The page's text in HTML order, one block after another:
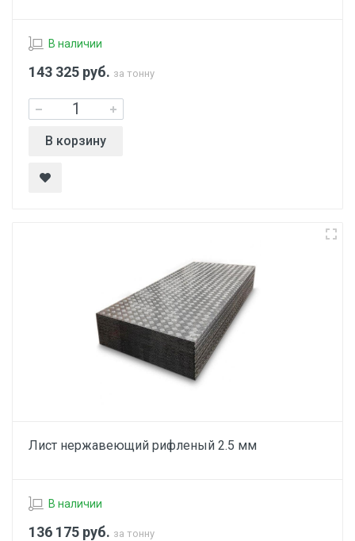
В наличии
143 325 руб. за тонну
В корзину
Лист нержавеющий рифленый 2.5 мм
В наличии
136 175 руб. за тонну